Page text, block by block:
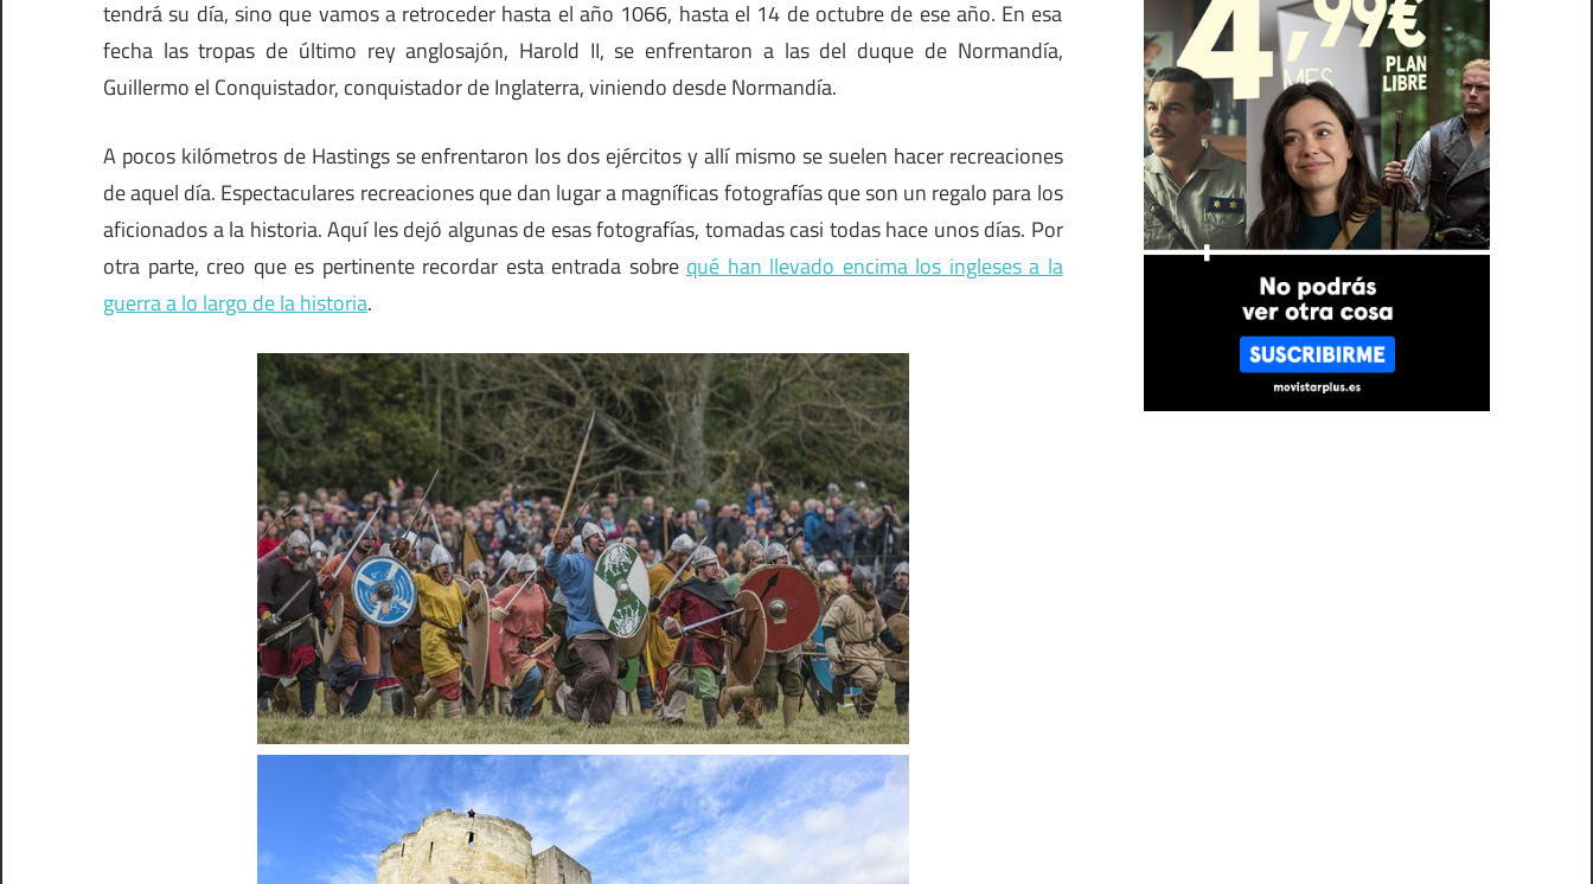
tendrá su día, sino que vamos a retroceder hasta el año 1066, hasta el 14 de octubre de ese año. En esa
fecha las tropas de último rey anglosajón, Harold II, se enfrentaron a las del duque de Normandía,
Guillermo el Conquistador, conquistador de Inglaterra, viniendo desde Normandía.
A pocos kilómetros de Hastings se enfrentaron los dos ejércitos y allí mismo se suelen hacer recreaciones
de aquel día. Espectaculares recreaciones que dan lugar a magníficas fotografías que son un regalo para los
aficionados a la historia. Aquí les dejó algunas de esas fotografías, tomadas casi todas hace unos días. Por
otra parte, creo que es pertinente recordar esta entrada sobre qué han llevado encima los ingleses a la
guerra a lo largo de la historia.